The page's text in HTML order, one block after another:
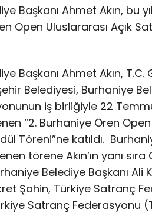
Başkanı Ahmet Akın, bu
Open Uluslararası Açık
Başkanı Ahmet Akın,
Belediyesi, Burhaniye
iş birliğiyle 22
“2. Burhaniye Ören
Töreni”ne katıldı.
törene Akın’ın yanı sıra
Belediye Başkanı Ali
Şahin, Türkiye Satranç
Satranç Federasyonu